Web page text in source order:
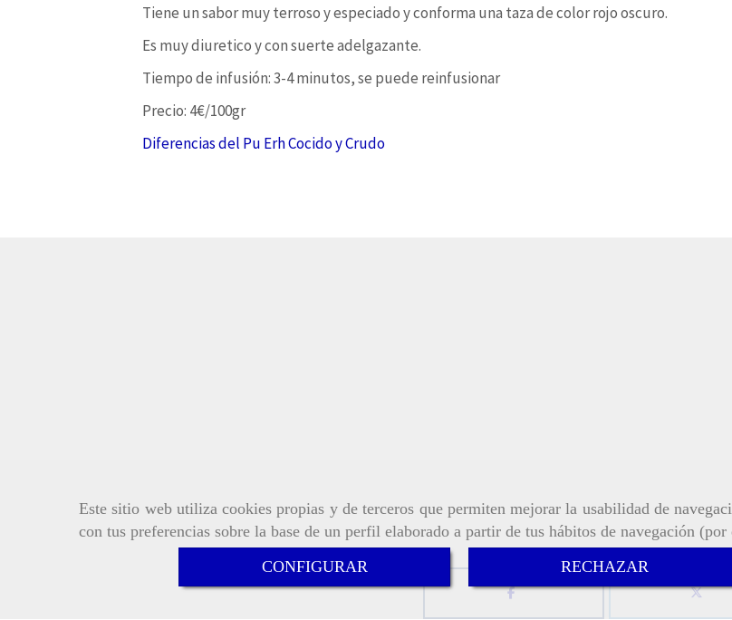
Este sitio web utiliza cookies propias y de terceros que permiten mejorar la usabilidad de
con tus preferencias sobre la base de un perfil elaborado a partir de tus hábitos de navegación
CONFIGURAR
RECHAZAR
Tiene un sabor muy terroso y especiado y conforma una taza de color rojo oscuro.
Es muy diuretico y con suerte adelgazante.
Tiempo de infusión: 3-4 minutos, se puede reinfusionar
Precio: 4€/100gr
Diferencias del Pu Erh Cocido y Crudo